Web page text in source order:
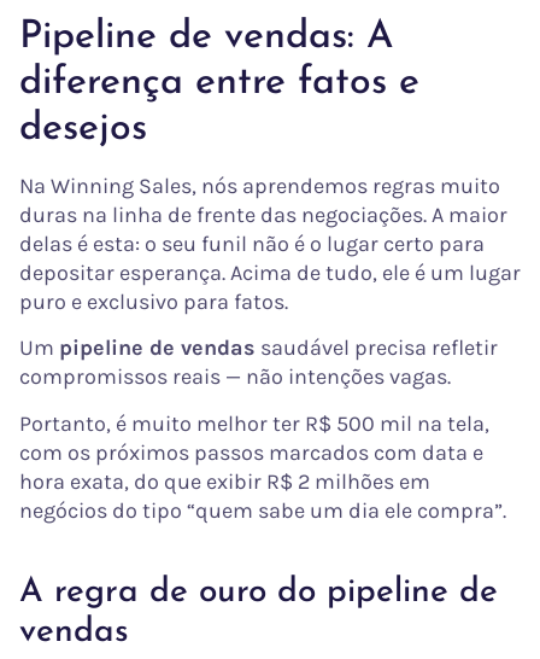
Pipeline de vendas: A
diferença entre fatos e
desejos
Na Winning Sales, nós aprendemos regras muito
duras na linha de frente das negociações. A maior
delas é esta: o seu funil não é o lugar certo para
depositar esperança. Acima de tudo, ele é um lugar
puro e exclusivo para fatos.
Um pipeline de vendas saudável precisa refletir
compromissos reais — não intenções vagas.
Portanto, é muito melhor ter R$ 500 mil na tela,
com os próximos passos marcados com data e
hora exata, do que exibir R$ 2 milhões em
negócios do tipo “quem sabe um dia ele compra”.
A regra de ouro do pipeline de
vendas